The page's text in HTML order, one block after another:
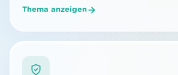
Thema anzeigen